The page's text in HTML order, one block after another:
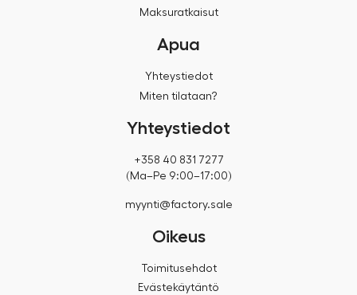
Maksuratkaisut
Apua
Yhteystiedot
Miten tilataan?
Yhteystiedot
+358 40 831 7277
(Ma–Pe 9:00–17:00)
myynti@factory.sale
Oikeus
Toimitusehdot
Evästekäytäntö